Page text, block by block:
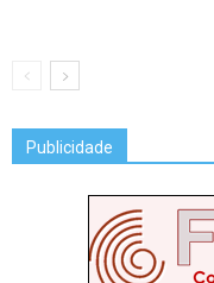
Publicidade